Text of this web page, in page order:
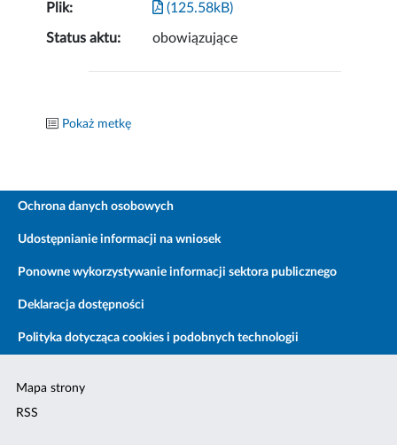
Plik: (125.58kB)
Status aktu: obowiązujące
Pokaż metkę
Ochrona danych osobowych
Udostępnianie informacji na wniosek
Ponowne wykorzystywanie informacji sektora publicznego
Deklaracja dostępności
Polityka dotycząca cookies i podobnych technologii
Mapa strony
RSS